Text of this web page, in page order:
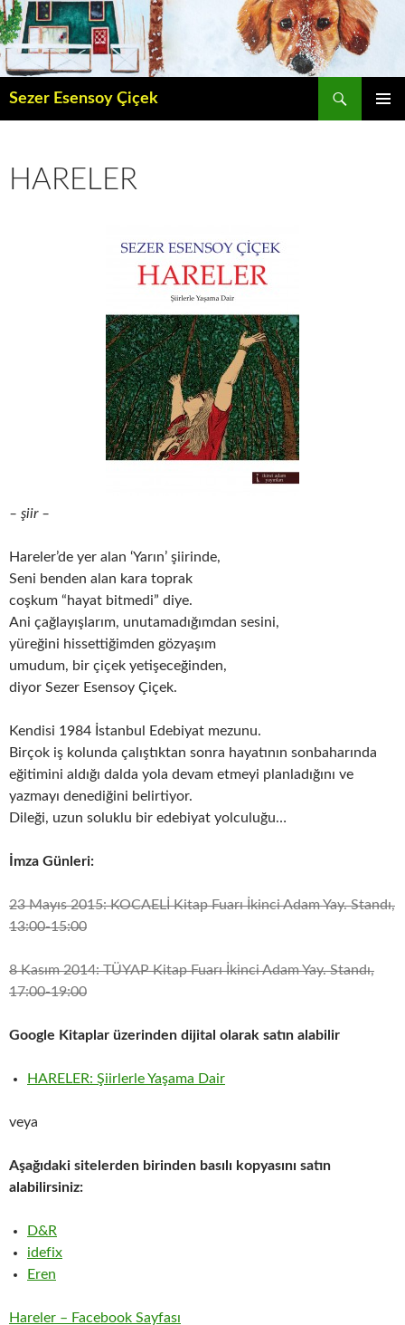
İçeriğe
atla
Sezer Esensoy Çiçek
HARELER
– şiir –
Hareler’de yer alan ‘Yarın’ şiirinde,
Seni benden alan kara toprak
coşkum “hayat bitmedi” diye.
Ani çağlayışlarım, unutamadığımdan sesini,
yüreğini hissettiğimden gözyaşım
umudum, bir çiçek yetişeceğinden,
diyor Sezer Esensoy Çiçek.
Kendisi 1984 İstanbul Edebiyat mezunu.
Birçok iş kolunda çalıştıktan sonra hayatının sonbaharında
eğitimini aldığı dalda yola devam etmeyi planladığını ve
yazmayı denediğini belirtiyor.
Dileği, uzun soluklu bir edebiyat yolculuğu…
İmza Günleri:
23 Mayıs 2015: KOCAELİ Kitap Fuarı İkinci Adam Yay. Standı,
13:00-15:00
8 Kasım 2014: TÜYAP Kitap Fuarı İkinci Adam Yay. Standı,
17:00-19:00
Google Kitaplar üzerinden dijital olarak satın alabilir
HARELER: Şiirlerle Yaşama Dair
veya
Aşağıdaki sitelerden birinden basılı kopyasını satın
alabilirsiniz:
D&R
idefix
Eren
Hareler – Facebook Sayfası